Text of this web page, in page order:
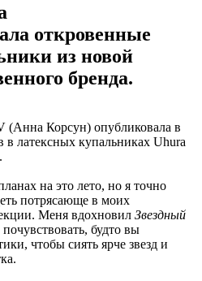
откровенные
из новой
бренда.
(Анна Корсун) опубликовала в
в латексных купальниках Uhura
на это лето, но я точно
потрясающе в моих
Меня вдохновил Звездный
будто вы
чтобы сиять ярче звезд и